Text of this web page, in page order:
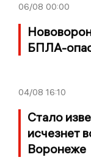
06/08 00:00
БПЛА-
04/08 16:10
Стало
исчезнет
Воронеже